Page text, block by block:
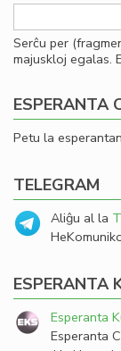
Serĉu per
majuskloj egalas.
ESPERANTA
Petu la
TELEGRAM
Aliĝu al la
ESPERANTA
Esperanta
Esperanta